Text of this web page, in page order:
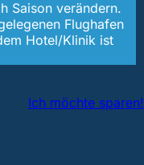
Saison verändern.
Flughafen
Hotel/Klinik ist
Ich möchte sparen!